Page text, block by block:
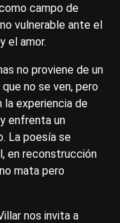
campo de
vulnerable ante el
el amor.
no proviene de un
no se ven, pero
experiencia de
enfrenta un
La poesía se
en reconstrucción
mata pero
nos invita a